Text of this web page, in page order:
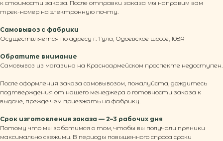
к стоимости заказа. После отправки заказа мы направим вам
трек-номер на электронную почту.
Самовывоз с фабрики
Осуществляется по адресу г. Тула, Одоевское шоссе, 108А
Обратите внимание
Самовывоз из магазина на Красноармейском проспекте недоступен.
После оформления заказа самовывозом, пожалуйста, дождитесь
подтверждения от нашего менеджера о готовности заказа к
выдаче, прежде чем приезжать на фабрику.
Срок изготовления заказа — 2–3 рабочих дня
Потому что мы заботимся о том, чтобы вы получали пряники
максимально свежими. В периоды повышенного спроса сроки
© 2026 ООО ТКФ «Пряничная столица»
Вся информация на сайте, включая
правообладателя.
персональных данных
персональных данных
Согласие на получение
ИНФОРМАЦИЯ
Тульские пряники
Имбирные пряники
Бородинские пряники
ПРОДУКЦИЯ